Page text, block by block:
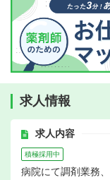
求人情報
求人内容
積極採用中
病院にて調剤業務